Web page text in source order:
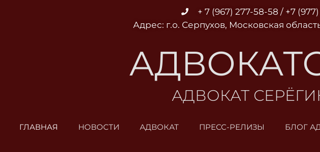
+ 7 (967) 277-58-58 / +7
Адрес: г.о. Серпухов, Московская
АДВОКАТ
ГЛАВНАЯ НОВОСТИ АДВОКАТ ПРЕСС-РЕЛИЗЫ БЛОГ